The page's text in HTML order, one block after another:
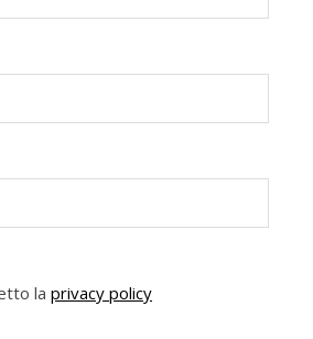
la privacy policy